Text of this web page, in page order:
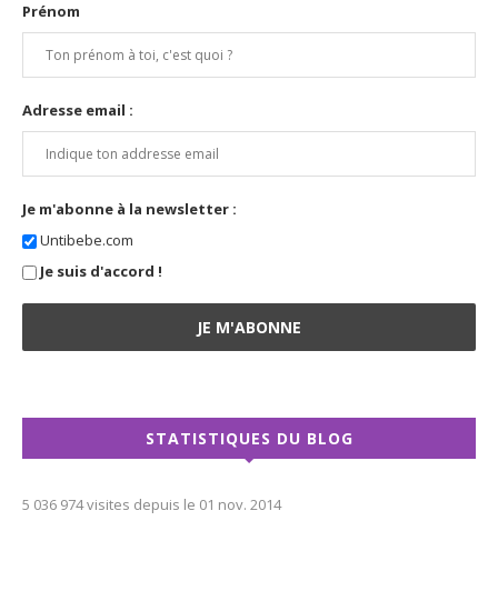
Prénom
Adresse email :
Je m'abonne à la newsletter :
Untibebe.com
Je suis d'accord !
STATISTIQUES DU BLOG
5 036 974 visites depuis le 01 nov. 2014